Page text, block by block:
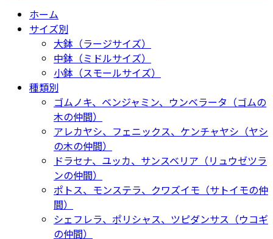
ホーム
サイズ別
大鉢（ラージサイズ）
中鉢（ミドルサイズ）
小鉢（スモールサイズ）
種類別
ゴムノキ、ベンジャミン、ウンベラータ（ゴムの
木の仲間）
アレカヤシ、フェニックス、ケンチャヤシ（ヤシ
の木の仲間）
ドラセナ、ユッカ、サンスベリア（リュウゼツラ
ンの仲間）
ポトス、モンステラ、クワズイモ（サトイモの仲
間）
シェフレラ、ポリシャス、ツピダンサス（ウコギ
の仲間）